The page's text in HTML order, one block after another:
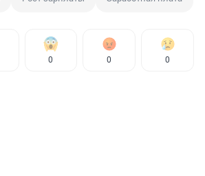
0 0 0